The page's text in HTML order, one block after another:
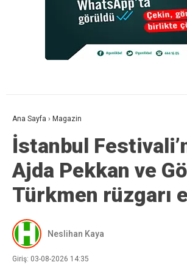
Ana Sayfa › Magazin
İstanbul
Ajda Pekkan ve
Türkmen rüzgarı
Neslihan Kaya
Giriş: 03-08-2026 14:35